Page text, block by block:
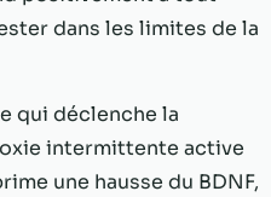
dans les limites de la
qui déclenche la
intermittente active
une hausse du BDNF,
de la façon
utilisé.
Experience